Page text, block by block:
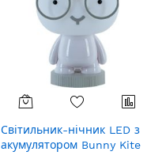
Світильник-нічник LED з
акумулятором Bunny Kite